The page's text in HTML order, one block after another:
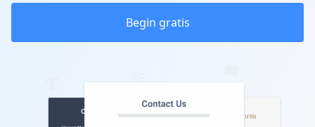
Begin gratis